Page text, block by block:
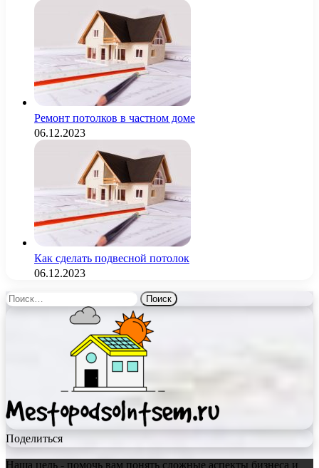
Ремонт потолков в частном доме
06.12.2023
Как сделать подвесной потолок
06.12.2023
Найти:
Поделиться
Наша цель - помочь вам понять сложные аспекты бизнеса и